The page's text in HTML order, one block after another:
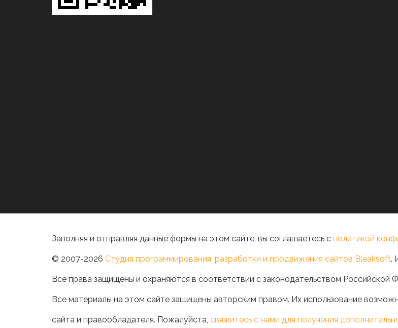
Заполняя и отправляя данные формы на этом сайте, вы соглашаетесь с политикой
© 2007-2026 Студия программирования, разработки и продвижения сайтов Bleaksoft.
Все права защищены и охраняются в соответствии с законодательством Российской
Все материалы на этом сайте защищены авторским правом. Их использование
сайта и правообладателя. Пожалуйста, свяжитесь с нами для получения